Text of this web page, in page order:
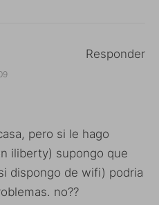
pero si le hago
iliberty) supongo que
dispongo de wifi) podria
no??
Responder